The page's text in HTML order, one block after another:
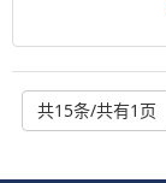
共15条/共有1页